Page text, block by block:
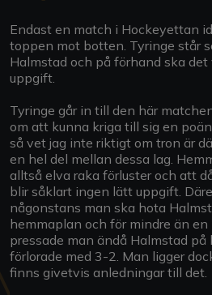
Endast en match i Hockeyettan
toppen mot botten. Tyringe står
Halmstad och på förhand ska
uppgift.
Tyringe går in till den här
om att kunna kriga till sig en
så vet jag inte riktigt om tron är
en hel del mellan dessa lag.
alltså elva raka förluster och att
blir såklart ingen lätt uppgift.
någonstans man ska hota
hemmaplan och för mindre än en
pressade man ändå Halmstad
förlorade med 3-2. Man ligger
finns givetvis anledningar till det.